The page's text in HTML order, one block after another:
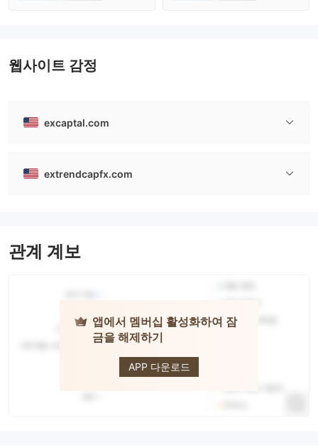
웹사이트 감정
excaptal.com
extrendcapfx.com
관계 계보
앱에서 멤버십 활성화하여 잠
금을 해제하기
APP 다운로드
ExtrendCap